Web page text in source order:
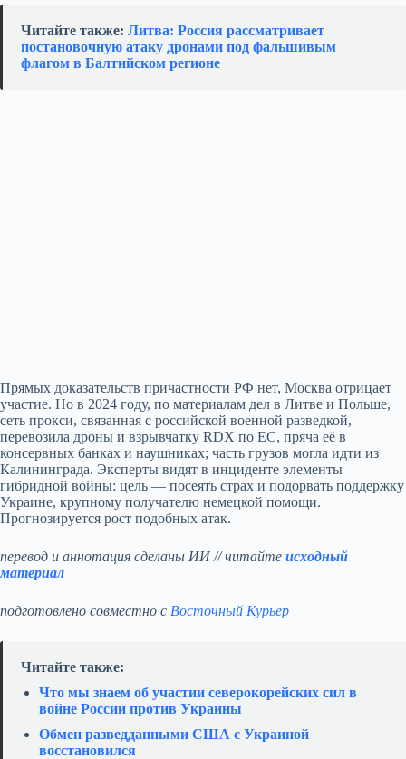
Читайте также: Литва: Россия рассматривает
постановочную атаку дронами под фальшивым
флагом в Балтийском регионе
Прямых доказательств причастности РФ нет, Москва отрицает
участие. Но в 2024 году, по материалам дел в Литве и Польше,
сеть прокси, связанная с российской военной разведкой,
перевозила дроны и взрывчатку RDX по ЕС, пряча её в
консервных банках и наушниках; часть грузов могла идти из
Калининграда. Эксперты видят в инциденте элементы
гибридной войны: цель — посеять страх и подорвать поддержку
Украине, крупному получателю немецкой помощи.
Прогнозируется рост подобных атак.
перевод и аннотация сделаны ИИ // читайте исходный
материал
подготовлено совместно с Восточный Курьер
Читайте также:
Что мы знаем об участии северокорейских сил в
войне России против Украины
Обмен разведданными США с Украиной
восстановился